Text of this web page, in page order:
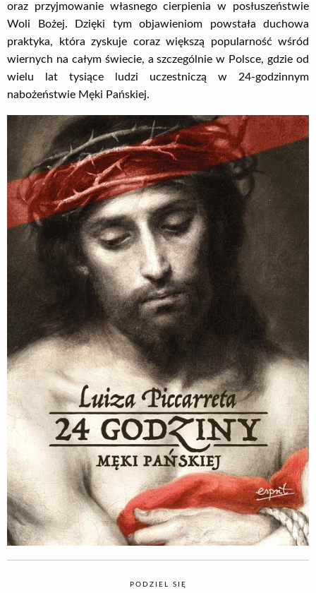
oraz przyjmowanie własnego cierpienia w posłuszeństwie
Woli Bożej. Dzięki tym objawieniom powstała duchowa
praktyka, która zyskuje coraz większą popularność wśród
wiernych na całym świecie, a szczególnie w Polsce, gdzie od
wielu lat tysiące ludzi uczestniczą w 24-godzinnym
nabożeństwie Męki Pańskiej.
PODZIEL SIĘ